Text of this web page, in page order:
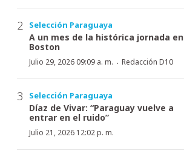
Selección Paraguaya
A un mes de la histórica jornada en
Boston
Julio 29, 2026 09:09 a. m. · Redacción D10
Selección Paraguaya
Díaz de Vivar: “Paraguay vuelve a
entrar en el ruido”
Julio 21, 2026 12:02 p. m.